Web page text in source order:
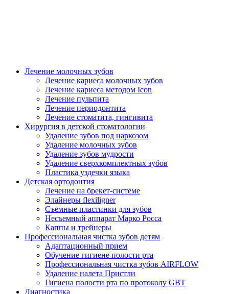
Лечение молочных зубов
Лечение кариеса молочных зубов
Лечение кариеса методом Icon
Лечение пульпита
Лечение периодонтита
Лечение стоматита, гингивита
Хирургия в детской стоматологии
Удаление зубов под наркозом
Удаление молочных зубов
Удаление зубов мудрости
Удаление сверхкомплектных зубов
Пластика уздечки языка
Детская ортодонтия
Лечение на брекет-системе
Элайнеры flexiligner
Съемные пластинки для зубов
Несъемный аппарат Марко Росса
Каппы и трейнеры
Профессиональная чистка зубов детям
Адаптационный прием
Обучение гигиене полости рта
Профессиональная чистка зубов AIRFLOW
Удаление налета Пристли
Гигиена полости рта по протоколу GBT
Диагностика